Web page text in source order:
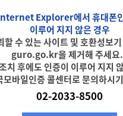
Explorer에서 휴대폰
이루어 지지 않은 경우
할 수 있는 사이트 및 호환성보
guro.go.kr을 제거해 주세
치 후에도 인증이 이루어 지지
모바일인증 콜센터로 문의하시
02-2033-8500